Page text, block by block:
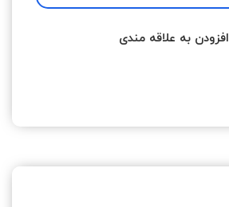
افزودن به علاقه مندی